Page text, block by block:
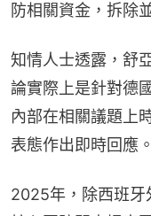
防相關資金，拆除
知情人士透露，舒
論實際上是針對德
內部在相關議題上
表態作出即時回應。
2025年，除西班牙